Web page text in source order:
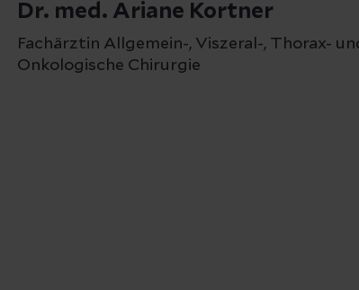
Dr. med. Ariane Kortner
Fachärztin Allgemein-, Viszeral-, Thorax-
Onkologische Chirurgie